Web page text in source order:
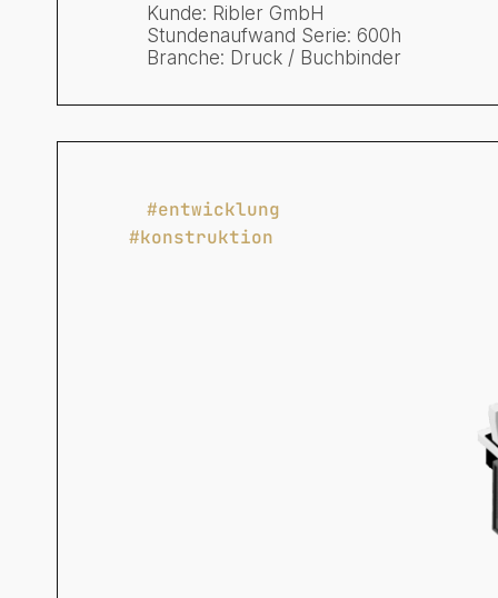
Kunde: Ribler GmbH
Stundenaufwand Serie: 600h
Branche: Druck / Buchbinder
#entwicklung
#konstruktion